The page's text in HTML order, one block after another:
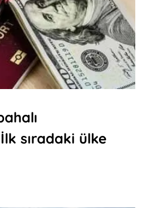
sıradaki ülke